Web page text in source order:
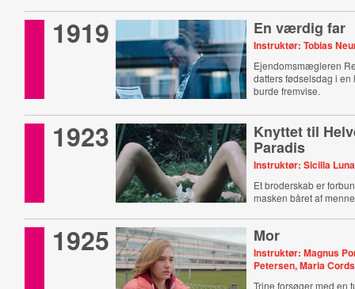
1919 En værdig far
Instruktør: Tobias
Ejendomsmægleren
datters fødselsdag i
burde fremvise.
1923 Knyttet til
Paradis
Instruktør: Sicilla Luna
Et broderskab er
masken båret af
1925 Mor
Instruktør: Magnus
Petersen, Maria
Trine forsøger med en